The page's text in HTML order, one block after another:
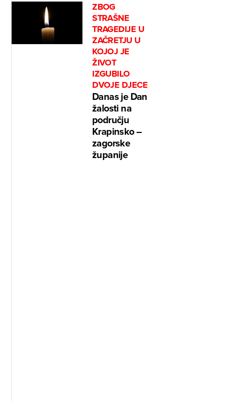
ZBOG
STRAŠNE
TRAGEDIJE U
ZAČRETJU U
KOJOJ JE
ŽIVOT
IZGUBILO
DVOJE DJECE
Danas je Dan
žalosti na
području
Krapinsko –
zagorske
županije